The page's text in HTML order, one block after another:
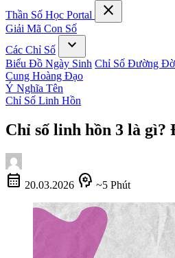
Thần Số Học Portal close
Giải Mã Con Số
Các Chỉ Số
expand_more
Biểu Đồ Ngày Sinh Chỉ Số Đường
Cung Hoàng Đạo
Ý Nghĩa Tên
Chỉ Số Linh Hồn
Chỉ số linh hồn 3 là gì?
calendar_month 20.03.2026 psychology ~5 Phút